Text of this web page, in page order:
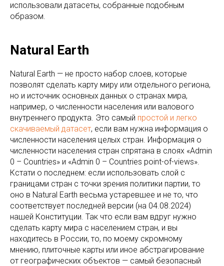
использовали датасеты, собранные подобным
образом.
Natural Earth
Natural Earth — не просто набор слоев, которые
позволят сделать карту миру или отдельного региона,
но и источник основных данных о странах мира,
например, о численности населения или валового
внутреннего продукта. Это самый простой и легко
скачиваемый датасет, если вам нужна информация о
численности населения целых стран. Информация о
численности населения стран спрятана в слоях «Admin
0 – Countries» и «Admin 0 – Countries point-of-views».
Кстати о последнем: если использовать слой с
границами стран с точки зрения политики партии, то
оно в Natural Earth весьма устаревшее и не то, что
соответствует последней версии (на 04.08.2024)
нашей Конституции. Так что если вам вдруг нужно
сделать карту мира с населением стран, и вы
находитесь в России, то, по моему скромному
мнению, плиточные карты или иное абстрагирование
от географических объектов — самый безопасный